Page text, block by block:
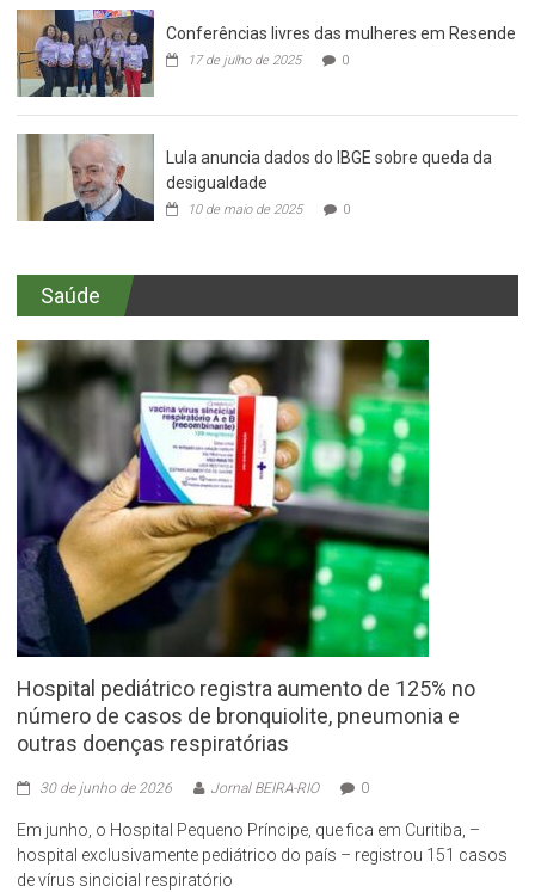
Conferências livres das mulheres em Resende
17 de julho de 2025 0
Lula anuncia dados do IBGE sobre queda da
desigualdade
10 de maio de 2025 0
Saúde
Hospital pediátrico registra aumento de 125% no
número de casos de bronquiolite, pneumonia e
outras doenças respiratórias
30 de junho de 2026 Jornal BEIRA-RIO 0
Em junho, o Hospital Pequeno Príncipe, que fica em Curitiba, –
hospital exclusivamente pediátrico do país – registrou 151 casos
de vírus sincicial respiratório